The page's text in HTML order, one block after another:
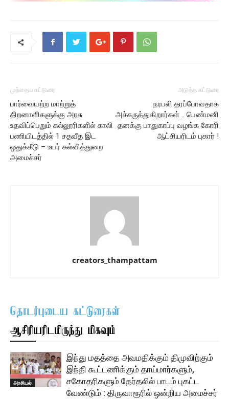
முந்தைய கட்டுரை
பார்வையற்ற மாற்றுத்
திறனாளிகளுக்கு அரசு
உதவிப்பெறும் கல்லூரிகளில் காலி
பணியிடத்தில் 1 சதவீத இட
ஒதுக்கீடு – உயர் கல்வித்துறை
அமைச்சர்
அடுத்த கட்டுரை
நரபலி தரப்போவதாக
அச்சுருத்துகிறார்கள் .. பெண்மனி
தனக்கு பாதுகாப்பு வழங்க கோரி
ஆட்சியரிடம் புகார் !
creators_thampattam
தொடர்புடைய கட்டுரைகள்
ஆசிரியரிடமிருந்து மிகவும்
அரசியல்
இந்து மதத்தை அவமதிக்கும் திமுவிற்கும்
இந்தி கூட்டணிக்கும் தாய்மார்களும்,
சகோதரிகளும் தேர்தலில் பாடம் புகட்ட
வேண்டும் : திருவாரூரில் ஒன்றிய அமைச்சர்